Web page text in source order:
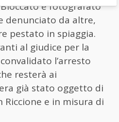
e fotografato
denunciato da altre,
pestato in spiaggia.
al giudice per la
l’arresto
resterà ai
già stato oggetto di
e in misura di